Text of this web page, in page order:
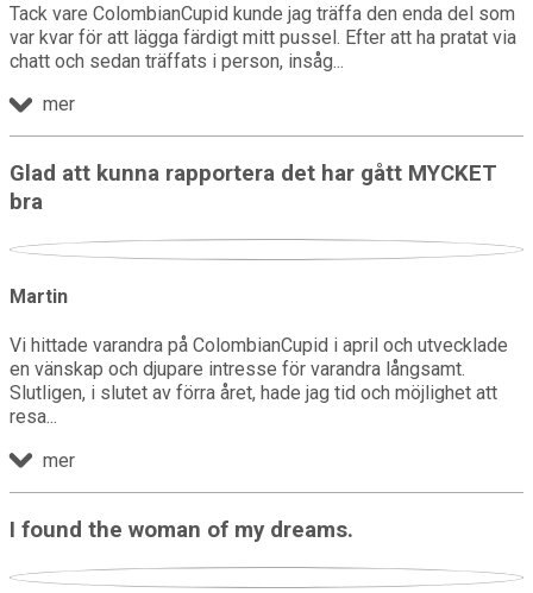
Tack vare ColombianCupid kunde jag träffa den enda del som
var kvar för att lägga färdigt mitt pussel. Efter att ha pratat via
chatt och sedan träffats i person, insåg
mer
Glad att kunna rapportera det har gått MYCKET
bra
Martin
Vi hittade varandra på ColombianCupid i april och utvecklade
en vänskap och djupare intresse för varandra långsamt.
Slutligen, i slutet av förra året, hade jag tid och möjlighet att
resa
mer
I found the woman of my dreams.